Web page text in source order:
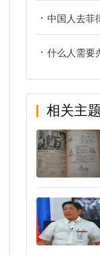
中国人去菲
什么人需要
相关主题